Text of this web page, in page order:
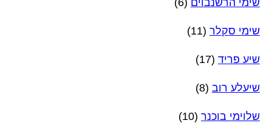
שימי סקלר (11)
שיע פריד (17)
שיעלע רוב (8)
שלוימי בוכנר (10)